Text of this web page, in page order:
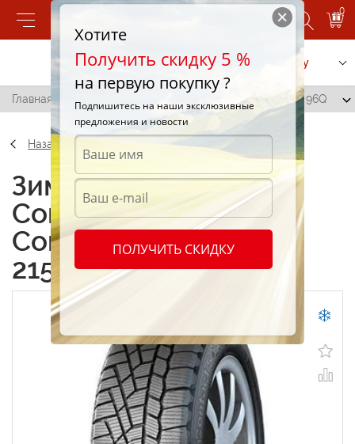
0
Позвонить Заказать услугу
Главная / Continental ContiVikingContact 5 215/65 R15 96Q
Назад
Зимние шины
Continental
ContiVikingContact 5
215/65 R15 96Q
Хотите
Получить скидку 5 %
на первую покупку ?
Подпишитесь на наши эксклюзивные
предложения и новости
ПОЛУЧИТЬ СКИДКУ